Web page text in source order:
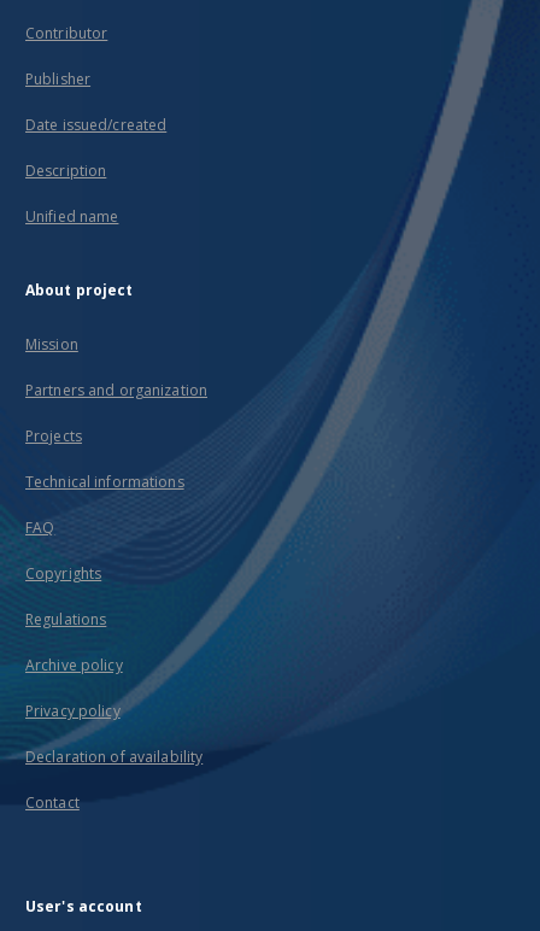
Contributor
Publisher
Date issued/created
Description
Unified name
About project
Mission
Partners and organization
Projects
Technical informations
FAQ
Copyrights
Regulations
Archive policy
Privacy policy
Declaration of availability
Contact
User's account